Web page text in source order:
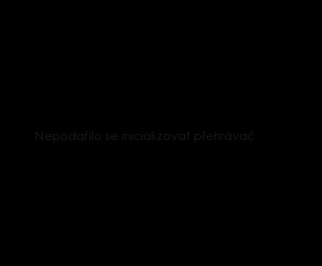
Nepodařilo se inicializovat přehrávač